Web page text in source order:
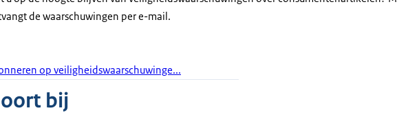
de waarschuwingen per e-mail.
op veiligheidswaarschuwinge...
bij